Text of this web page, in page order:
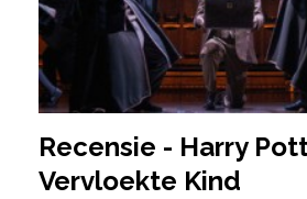
Recensie - Harry
Vervloekte Kind